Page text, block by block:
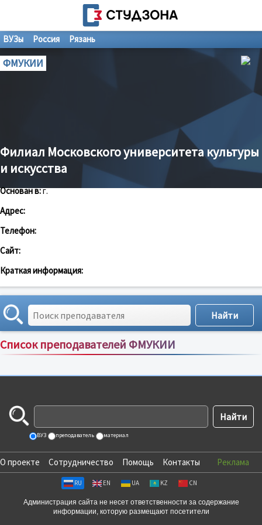
ВУЗы Россия Рязань
ФМУКИИ
Филиал Московского университета культуры
и искусства
Основан в:г.
Адрес:
Телефон:
Сайт:
Краткая информация:
Список преподавателей ФМУКИИ
Сортировка по:имени;рейтингу;отзывам
ВУЗ преподаватель материал
О проекте Сотрудничество Помощь Контакты Реклама
RU EN UA KZ CN
Администрация сайта не несет ответственности за содержание
информации, которую размещают посетители